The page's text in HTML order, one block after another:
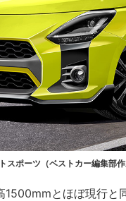
スポーツ（ベストカー編集部作
とほぼ現行と